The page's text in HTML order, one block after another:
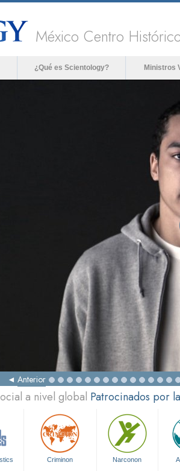
México Centro
¿Qué es Scientology? Ministros
Anterior
a nivel global Patrocinados por
Criminon Narconon